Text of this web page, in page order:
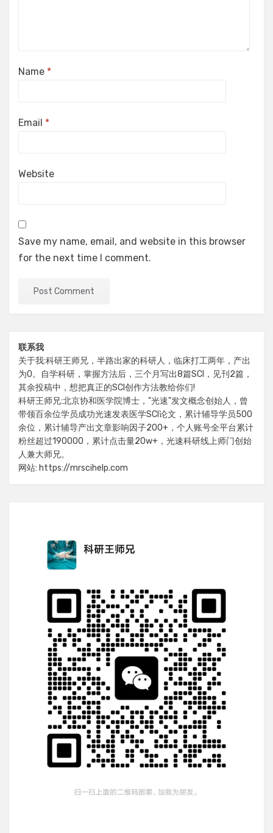
Name *
Email *
Website
Save my name, email, and website in this browser
for the next time I comment.
联系我
关于我:科研王师兄，半路出家的科研人，临床打工两年，产出
为0。自学科研，掌握方法后，三个月写出8篇SCI，见刊2篇，
其余投稿中，想把真正的SCI创作方法教给你们!
科研王师兄:北京协和医学院博士，"光速"发文概念创始人，曾
带领百余位学员成功光速发表医学SCI论文，累计辅导学员500
余位，累计辅导产出文章影响因子200+，个人账号全平台累计
粉丝超过190000，累计点击量20w+，光速科研线上师门创始
人兼大师兄。
网站: https://mrscihelp.com